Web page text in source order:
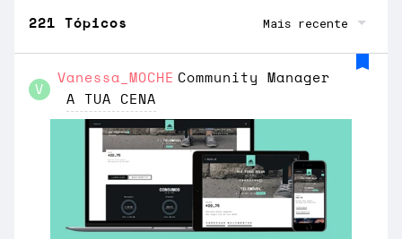
221 Tópicos Mais recente
V
Vanessa_MOCHE Community Manager
A TUA CENA